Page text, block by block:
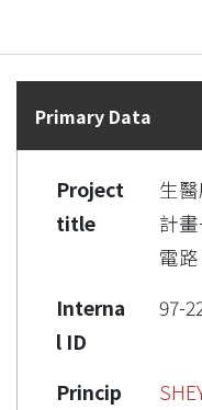
Primary Data
Project
title
生
計
電路
Interna
l ID
97-
Princip